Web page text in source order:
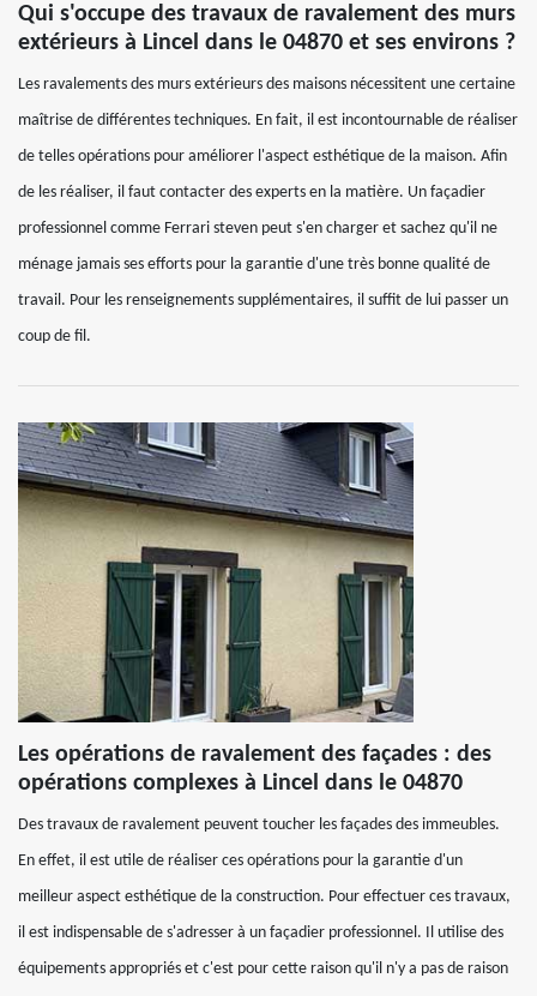
Qui s'occupe des travaux de ravalement des murs
extérieurs à Lincel dans le 04870 et ses environs ?
Les ravalements des murs extérieurs des maisons nécessitent une certaine
maîtrise de différentes techniques. En fait, il est incontournable de réaliser
de telles opérations pour améliorer l'aspect esthétique de la maison. Afin
de les réaliser, il faut contacter des experts en la matière. Un façadier
professionnel comme Ferrari steven peut s'en charger et sachez qu'il ne
ménage jamais ses efforts pour la garantie d'une très bonne qualité de
travail. Pour les renseignements supplémentaires, il suffit de lui passer un
coup de fil.
Les opérations de ravalement des façades : des
opérations complexes à Lincel dans le 04870
Des travaux de ravalement peuvent toucher les façades des immeubles.
En effet, il est utile de réaliser ces opérations pour la garantie d'un
meilleur aspect esthétique de la construction. Pour effectuer ces travaux,
il est indispensable de s'adresser à un façadier professionnel. Il utilise des
équipements appropriés et c'est pour cette raison qu'il n'y a pas de raison